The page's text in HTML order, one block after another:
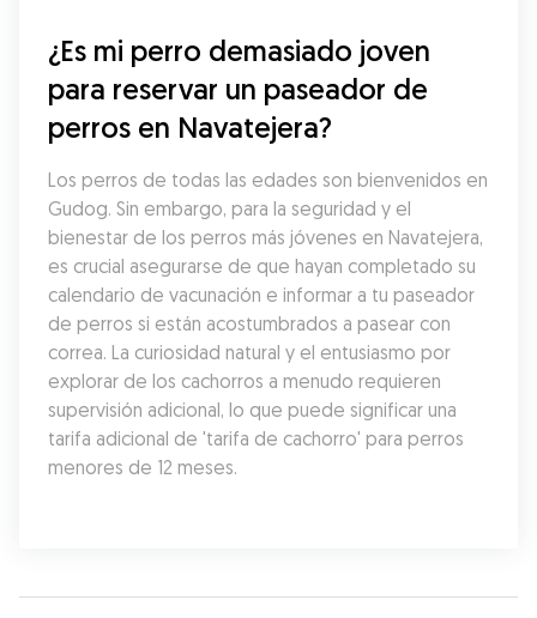
¿Es mi perro demasiado joven
para reservar un paseador de
perros en Navatejera?
Los perros de todas las edades son bienvenidos en
Gudog. Sin embargo, para la seguridad y el
bienestar de los perros más jóvenes en Navatejera,
es crucial asegurarse de que hayan completado su
calendario de vacunación e informar a tu paseador
de perros si están acostumbrados a pasear con
correa. La curiosidad natural y el entusiasmo por
explorar de los cachorros a menudo requieren
supervisión adicional, lo que puede significar una
tarifa adicional de 'tarifa de cachorro' para perros
menores de 12 meses.